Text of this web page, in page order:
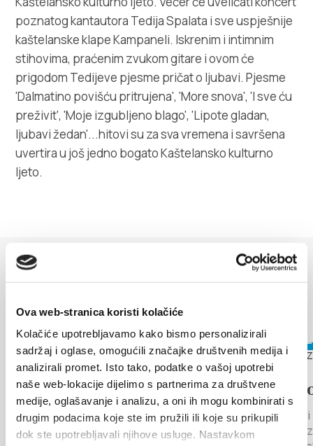
Ova web-stranica koristi kolačiće
Kolačiće upotrebljavamo kako bismo personalizirali
sadržaj i oglase, omogućili značajke društvenih medija i
analizirali promet. Isto tako, podatke o vašoj upotrebi
naše web-lokacije dijelimo s partnerima za društvene
medije, oglašavanje i analizu, a oni ih mogu kombinirati s
drugim podacima koje ste im pružili ili koje su prikupili
dok ste upotrebljavali njihove usluge. Nastavkom
info@kastela-info.hr
Kutak za iznajmljivače
Villa Nika, Kamberovo šetalište 30,
21216 Kaštel Stari, Hrvatska
Upute
poznatog kantautora Tedija Spalata i sve uspješnije
kaštelanske klape Kampaneli. Iskrenim i intimnim
stihovima, praćenim zvukom gitare i ovom će
prigodom Tedijeve pjesme pričat o ljubavi. Pjesme
'Dalmatino povišću pritrujena', 'More snova', 'I sve ću
preživit', 'Moje izgubljeno blago', 'Lipote gladan,
ljubavi žedan'...hitovi su za sva vremena i savršena
uvertira u još jedno bogato Kaštelansko kulturno
ljeto.
DOGAĐANJA
Otkrijte više
6. kolovoza 2026. - 12. kolovoza
2026.
LEGENDA O
MILJENKU I DOBRILI
13. godinu zaredom Grad Kaštela i
17.
Arije
Kaštel
pozornica